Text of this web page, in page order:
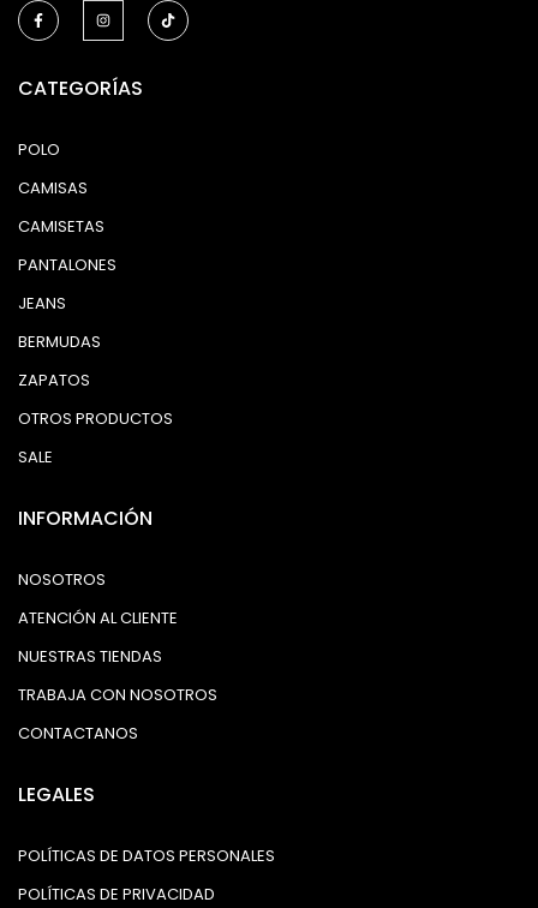
CATEGORÍAS
POLO
CAMISAS
CAMISETAS
PANTALONES
JEANS
BERMUDAS
ZAPATOS
OTROS PRODUCTOS
SALE
INFORMACIÓN
NOSOTROS
ATENCIÓN AL CLIENTE
NUESTRAS TIENDAS
TRABAJA CON NOSOTROS
CONTACTANOS
LEGALES
POLÍTICAS DE DATOS PERSONALES
POLÍTICAS DE PRIVACIDAD